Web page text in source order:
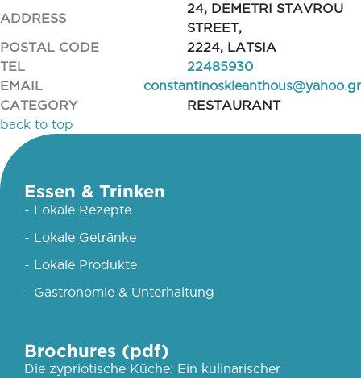
ADDRESS
24, DEMETRI STAVROU
STREET,
POSTAL CODE
2224, LATSIA
TEL
22485930
EMAIL
constantinoskleanthous@yahoo.gr
CATEGORY
RESTAURANT
back to top
Essen & Trinken
- Lokale Rezepte
- Lokale Getränke
- Lokale Produkte
- Gastronomie & Unterhaltung
Brochures (pdf)
Die zypriotische Küche: Ein kulinarischer